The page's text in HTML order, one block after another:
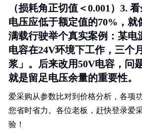
（损耗角正切值＜0.001）3. 看
电压应低于额定值的70%，就
满载行驶举个真实案例：某电
电容在24V环境下工作，三个
浆」。后来改用50V电容，
就是留足电压余量的重要性。
爱采购从参数比对到价格分析，各项
您省时省力。各位老板，赶快登录爱
验！